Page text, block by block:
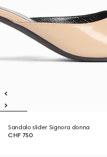
Sandalo slider Signora donna
CHF 750